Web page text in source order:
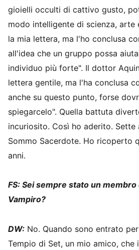
gioielli occulti di cattivo gusto,
modo intelligente di scienza,
la mia lettera, ma l'ho conclusa
all'idea che un gruppo possa
individuo più forte". Il dottor
lettera gentile, ma l'ha conclusa
anche su questo punto, forse
spiegarcelo". Quella battuta
incuriosito. Così ho aderito. Sette
Sommo Sacerdote. Ho ricoperto
anni.
FS: Sei sempre stato un
Vampiro?
DW: No. Quando sono entrato
Tempio di Set, un mio amico, che